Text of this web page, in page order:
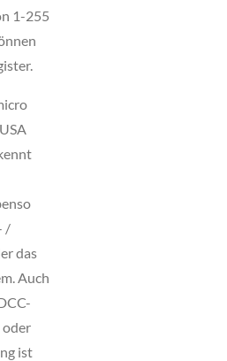
1-255
/
das
Auch
oder
ist